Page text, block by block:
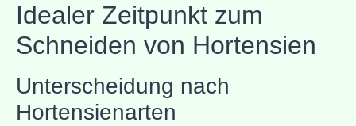
Idealer Zeitpunkt zum
Schneiden von Hortensien
Unterscheidung nach
Hortensienarten